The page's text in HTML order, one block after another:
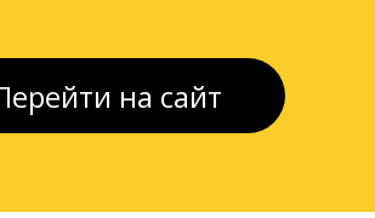
на сайт